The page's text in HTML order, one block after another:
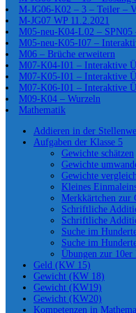
M-JG06-K02 – 3 – Teiler –
M-JG07 WP 11.2.2021
M05-neu-K04-L02 – SPN05
M05-neu-K05-I07 –
M06 – Brüche erweitern
M07-K04-I01 – Interaktive
M07-K05-I01 – Interaktive
M07-K06-I01 – Interaktive
M09-K04 – Wurzeln
Mathematik
Addieren in der
Aufgaben der Klasse 5
Gewichte schätzen
Gewichte
Gewichte
Kleines
Merkkärtchen zur
Schriftliche
Schriftliche
Suche im
Suche im
Übungen zur 10er
Geld (KW 15)
Gewicht (KW 18)
Gewicht (KW19)
Gewicht (KW20)
Kompetenzen in